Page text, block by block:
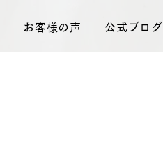
お客様の声 公式ブログ